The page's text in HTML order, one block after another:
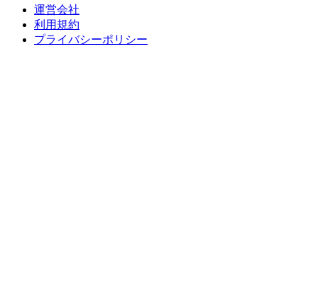
運営会社
利用規約
プライバシーポリシー